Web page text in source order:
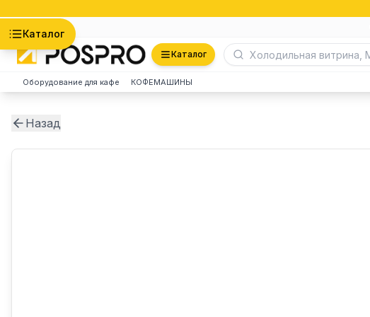
Каталог
Каталог
Оборудование для кафе КОФЕМАШИНЫ
Назад